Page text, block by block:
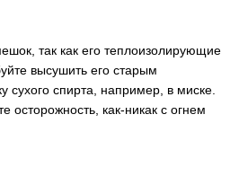
так как его теплоизолирующие
высушить его старым
сухого спирта, например, в миске.
осторожность, как-никак с огнем